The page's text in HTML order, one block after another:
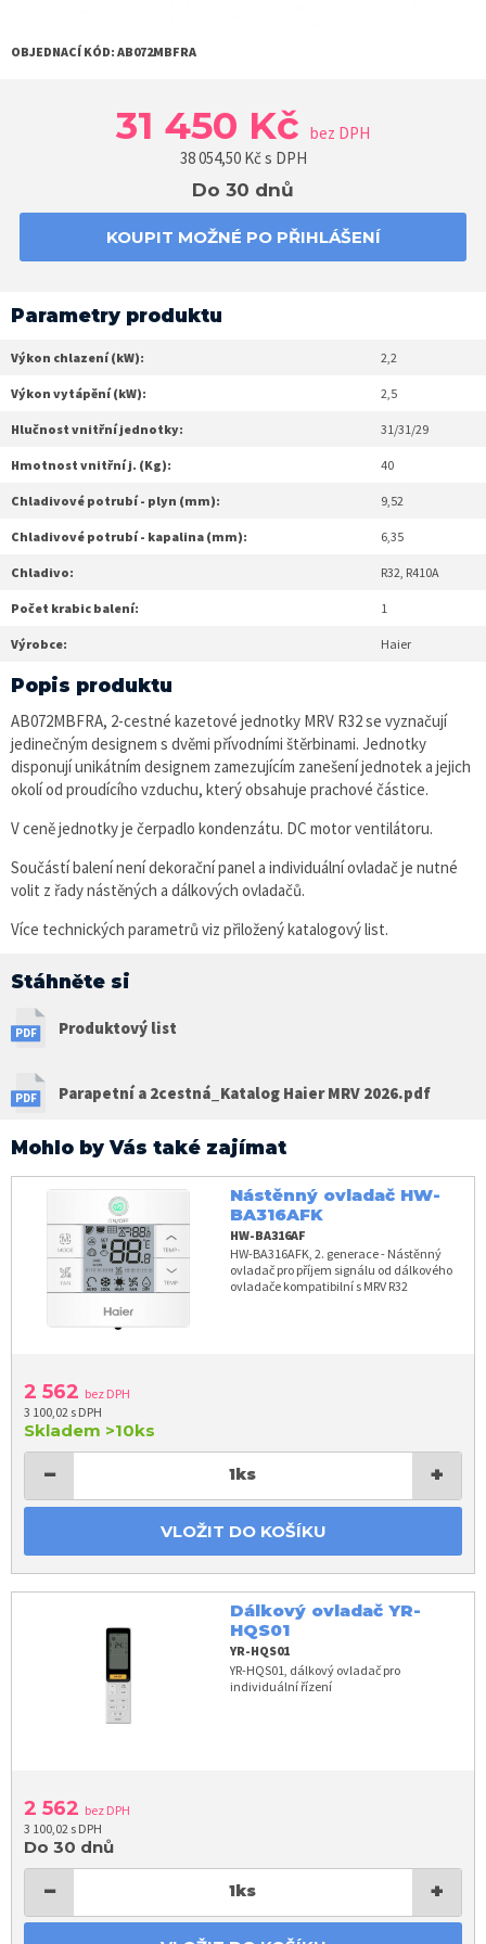
OBJEDNACÍ KÓD: AB072MBFRA
31 450 Kč bez DPH
38 054,50Kč s DPH
Do 30 dnů
KOUPIT MOŽNÉ PO PŘIHLÁŠENÍ
Parametry produktu
Výkon chlazení (kW): 2,2
Výkon vytápění (kW): 2,5
Hlučnost vnitřní jednotky: 31/31/29
Hmotnost vnitřní j. (Kg): 40
Chladivové potrubí - plyn (mm): 9,52
Chladivové potrubí - kapalina (mm): 6,35
Chladivo: R32, R410A
Počet krabic balení: 1
Výrobce: Haier
Popis produktu
AB072MBFRA, 2-cestné kazetové jednotky MRV R32 se vyznačují
jedinečným designem s dvěmi přívodními štěrbinami. Jednotky
disponují unikátním designem zamezujícím zanešení jednotek a jejich
okolí od proudícího vzduchu, který obsahuje prachové částice.
V ceně jednotky je čerpadlo kondenzátu. DC motor ventilátoru.
Součástí balení není dekorační panel a individuální ovladač je nutné
volit z řady nástěných a dálkových ovladačů.
Více technických parametrů viz přiložený katalogový list.
Stáhněte si
Produktový list
Parapetní a 2cestná_Katalog Haier MRV 2026.pdf
Mohlo by Vás také zajímat
Nástěnný ovladač HW-
BA316AFK
HW-BA316AF
HW-BA316AFK, 2. generace - Nástěnný
ovladač pro příjem signálu od dálkového
ovladače kompatibilní s MRV R32
2 562 bez DPH
3 100,02 s DPH
Skladem >10ks
− 1ks +
VLOŽIT DO KOŠÍKU
Dálkový ovladač YR-
HQS01
YR-HQS01
YR-HQS01, dálkový ovladač pro
individuální řízení
2 562 bez DPH
3 100,02 s DPH
Do 30 dnů
− 1ks +